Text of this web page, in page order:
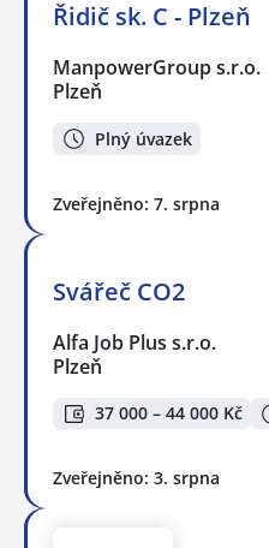
Řidič sk. C - Plzeň
ManpowerGroup s.r.o.
Plzeň
Plný úvazek
Zveřejněno: 7. srpna
Svářeč CO2
Alfa Job Plus s.r.o.
Plzeň
37 000 – 44 000 Kč
Zveřejněno: 3. srpna